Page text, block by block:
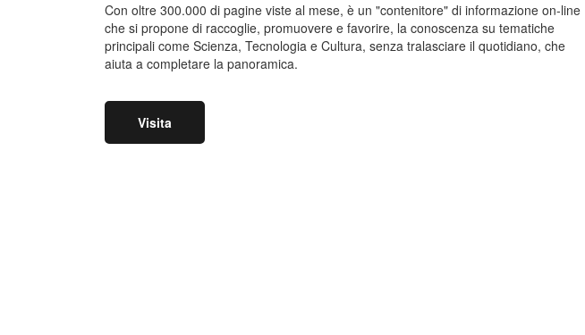
Con oltre 300.000 di pagine viste al mese, è un "contenitore" di informazione on-line
che si propone di raccoglie, promuovere e favorire, la conoscenza su tematiche
principali come Scienza, Tecnologia e Cultura, senza tralasciare il quotidiano, che
aiuta a completare la panoramica.
Visita